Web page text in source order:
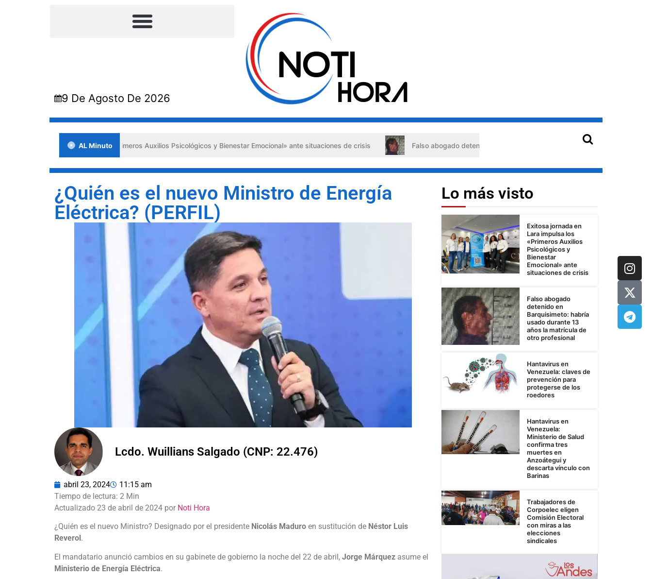
9 De Agosto De 2026
AL Minuto
en Lara impulsa los «Primeros Auxilios Psicológicos y Bienestar Emocional» ante situaciones de crisis Falso abogado detenido en Barquisimeto: habría usado durante 13 años la matrícula
¿Quién es el nuevo Ministro de Energía
Eléctrica? (PERFIL)
Lcdo. Wuillians Salgado (CNP: 22.476)
abril 23, 2024 11:15 am
Actualizado 23 de abril de 2024 por Noti Hora
¿Quién es el nuevo Ministro? Designado por el presidente Nicolás Maduro en sustitución de Néstor Luis
Reverol .
El mandatario anunció cambios en su gabinete de gobierno la noche del 22 de abril, Jorge Márquez asume el
Ministerio de Energía Eléctrica.
Lo más visto
Exitosa jornada en
Lara impulsa los
«Primeros Auxilios
Psicológicos y
Bienestar
Emocional» ante
situaciones de crisis
Falso abogado
detenido en
Barquisimeto: habría
usado durante 13
años la matrícula de
otro profesional
Hantavirus en
Venezuela: claves de
prevención para
protegerse de los
roedores
Hantavirus en
Venezuela:
Ministerio de Salud
confirma tres
muertes en
Anzoátegui y
descarta vínculo con
Barinas
Trabajadores de
Corpoelec eligen
Comisión Electoral
con miras a las
elecciones
sindicales